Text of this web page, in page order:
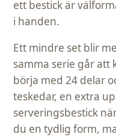
ett bestick är
i handen.
Ett mindre set blir
samma serie går att
börja med 24 delar
teskedar, en extra
serveringsbestick
du en tydlig form,